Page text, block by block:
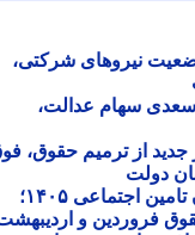
آخرین وضعیت نیروهای شرکتی،
سهام عدالت،
۱۴۰۵؛ خبر جدید از ترمیم حقوق، فوق
زمان نهایی پرداخت معوقات بازنشستگان تامین اجتماعی ۱۴۰۵؛
فروردین و اردیبهشت